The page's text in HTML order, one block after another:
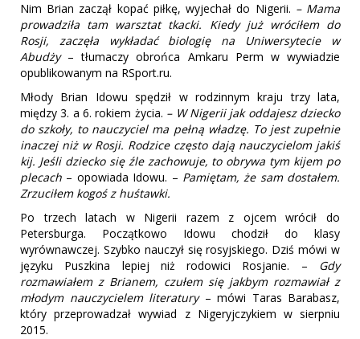
Nim Brian zaczął kopać piłkę, wyjechał do Nigerii. – Mama
prowadziła tam warsztat tkacki. Kiedy już wróciłem do
Rosji, zaczęła wykładać biologię na Uniwersytecie w
Abudży– tłumaczy obrońca Amkaru Perm w wywiadzie
opublikowanym na RSport.ru.
Młody Brian Idowu spędził w rodzinnym kraju trzy lata,
między 3. a 6. rokiem życia. – W Nigerii jak oddajesz dziecko
do szkoły, to nauczyciel ma pełną władzę. To jest zupełnie
inaczej niż w Rosji. Rodzice często dają nauczycielom jakiś
kij. Jeśli dziecko się źle zachowuje, to obrywa tym kijem po
plecach – opowiada Idowu. – Pamiętam, że sam dostałem.
Zrzuciłem kogoś z huśtawki.
Po trzech latach w Nigerii razem z ojcem wrócił do
Petersburga. Początkowo Idowu chodził do klasy
wyrównawczej. Szybko nauczył się rosyjskiego. Dziś mówi w
języku Puszkina lepiej niż rodowici Rosjanie. –
Gdy
rozmawiałem z Brianem, czułem się jakbym rozmawiał z
młodym nauczycielem literatury– mówi Taras Barabasz,
który przeprowadzał wywiad z Nigeryjczykiem w sierpniu
2015.